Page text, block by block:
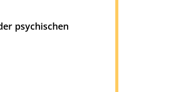
psychischen